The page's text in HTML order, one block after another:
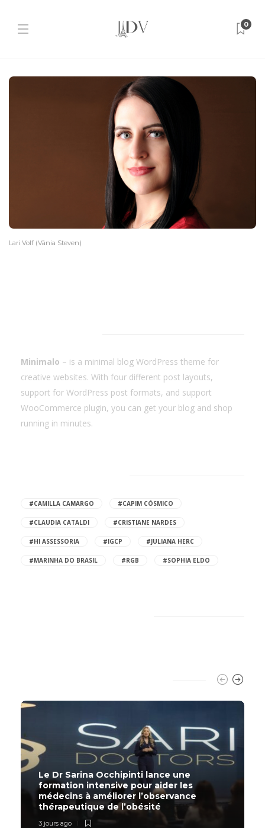
0
Lari Volf (Vânia Steven)
Minimalo – is a minimal blog WordPress theme for
creative websites. With four different post layouts,
support for WordPress post formats, and support
WooCommerce plugin, you can get your blog and shop
running in minutes.
#CAMILLA CAMARGO #CAPIM CÓSMICO
#CLAUDIA CATALDI #CRISTIANE NARDES
#HI ASSESSORIA #IGCP #JULIANA HERC
#MARINHA DO BRASIL #RGB #SOPHIA ELDO
Le Dr Sarina Occhipinti lance une
formation intensive pour aider les
médecins à améliorer l’observance
thérapeutique de l’obésité
3 jours ago